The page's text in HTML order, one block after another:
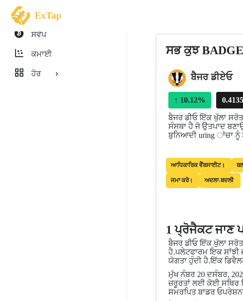
ExTap
ਸਵੈਪ
ਕਮਾਈ
ਹੋਰ
ਸਭ ਕੁਝ
ਬੈਜਰ ਡੀਏਓ
↑ 10.12%
ਬੈਜਰ ਡੀਓ ਇੱਕ ਖੁੱਲਾ
ਸੰਸਥਾ ਹੈ ਜੋ ਉਤਪਾਦ
ਬੁਨਿਆਦੀ uring ਾਂਚਾ
ਆਧਿਕਾਰਿਕ ਵੈੱਬਸਾਈਟ।
ਜਮਾ ਕਰੋ। ਅਦਲਾ-ਬਦਲੀ
1 ਪ੍ਰੋਜੈਕਟ ਜਾਣ
ਬੈਜਰ ਡੀਓ ਇੱਕ ਖੁੱਲਾ
ਹੈ.ਪਲੇਟਫਾਰਮ ਇਕ ਸਾਂਝੀ
ਯੋਗਤਾ ਹੁੰਦੀ ਹੈ.ਇੱਕ
ਮੁੱਖ ਨੰਬਰ 20 ਦਸੰਬਰ,
ਜ਼ਰੂਰਤਾਂ ਲਈ ਕੋਈ ਸਥਿਰ
ਸਮਰਪਿਤ ਬਾਡਰ